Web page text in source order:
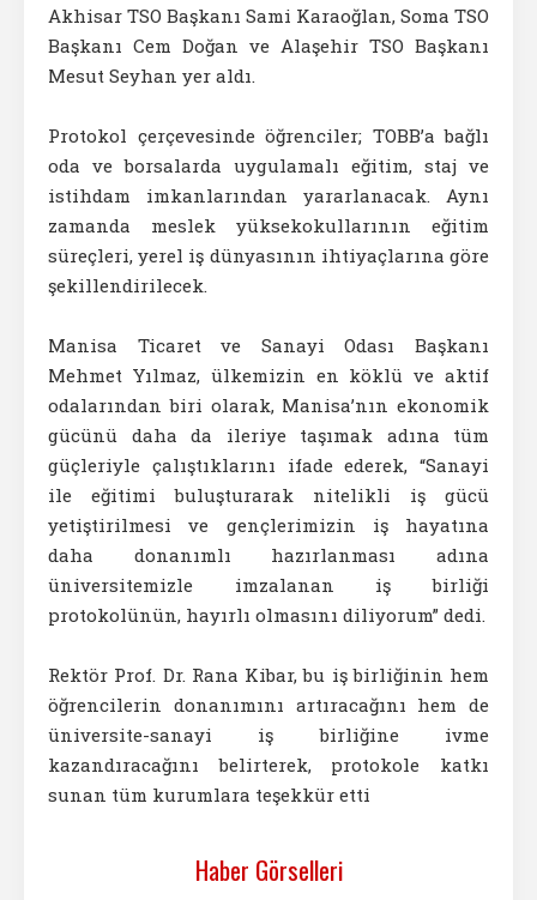
Akhisar TSO Başkanı Sami Karaoğlan, Soma TSO
Başkanı Cem Doğan ve Alaşehir TSO Başkanı
Mesut Seyhan yer aldı.
Protokol çerçevesinde öğrenciler; TOBB’a bağlı
oda ve borsalarda uygulamalı eğitim, staj ve
istihdam imkanlarından yararlanacak. Aynı
zamanda meslek yüksekokullarının eğitim
süreçleri, yerel iş dünyasının ihtiyaçlarına göre
şekillendirilecek.
Manisa Ticaret ve Sanayi Odası Başkanı
Mehmet Yılmaz, ülkemizin en köklü ve aktif
odalarından biri olarak, Manisa’nın ekonomik
gücünü daha da ileriye taşımak adına tüm
güçleriyle çalıştıklarını ifade ederek, “Sanayi
ile eğitimi buluşturarak nitelikli iş gücü
yetiştirilmesi ve gençlerimizin iş hayatına
daha donanımlı hazırlanması adına
üniversitemizle imzalanan iş birliği
protokolünün, hayırlı olmasını diliyorum” dedi.
Rektör Prof. Dr. Rana Kibar, bu iş birliğinin hem
öğrencilerin donanımını artıracağını hem de
üniversite-sanayi iş birliğine ivme
kazandıracağını belirterek, protokole katkı
sunan tüm kurumlara teşekkür etti
Haber Görselleri